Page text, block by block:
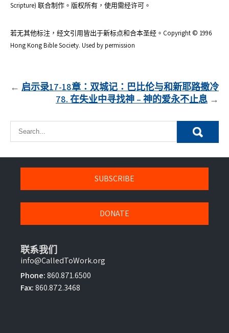
Scripture) 联合制作。版权所有，使用需经许可。
若无其他标注，经文引用皆出于新标点和合本圣经。Copyright © 1996
Hong Kong Bible Society. Used by permission
文
導
覽
启示录17-18章：双城记：巴比伦与和新耶路撒冷
78. 在失业中寻找神 – 神的爱永不止息
SUBSCRIBE
DONATE
联系我们
info@CalledToWork.org
Phone:860.871.6500
Fax:860.872.3468